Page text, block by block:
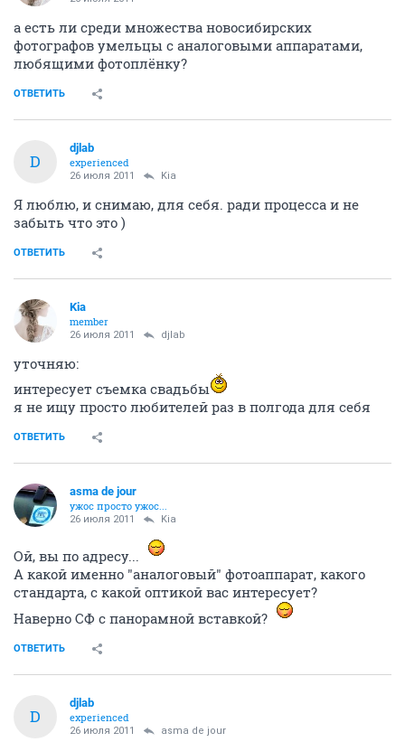
а есть ли среди множества новосибирских
фотографов умельцы с аналоговыми аппаратами,
любящими фотоплёнку?
ОТВЕТИТЬ
D
djlab
experienced
26 июля 2011 Kia
Я люблю, и снимаю, для себя. ради процесса и не
забыть что это )
ОТВЕТИТЬ
Kia
member
26 июля 2011 djlab
уточняю:
интересует съемка свадьбы
я не ищу просто любителей раз в полгода для себя
ОТВЕТИТЬ
asma de jour
ужос просто ужос...
26 июля 2011 Kia
Ой, вы по адресу...
А какой именно "аналоговый" фотоаппарат, какого
стандарта, с какой оптикой вас интересует?
Наверно СФ с панорамной вставкой?
ОТВЕТИТЬ
D
djlab
experienced
26 июля 2011 asma de jour